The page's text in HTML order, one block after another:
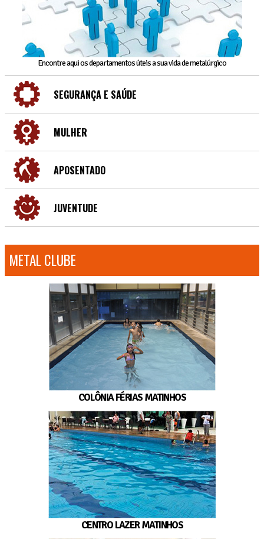
Encontre aqui os departamentos úteis a sua vida de metalúrgico
SEGURANÇA E SAÚDE
MULHER
APOSENTADO
JUVENTUDE
METAL CLUBE
COLÔNIA FÉRIAS MATINHOS
CENTRO LAZER MATINHOS